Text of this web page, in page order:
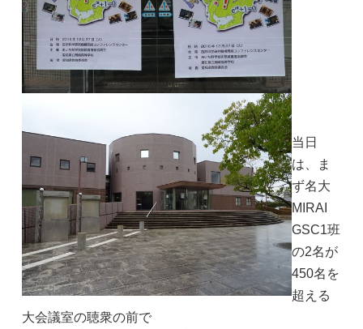
当日
は、ま
ず名大
MIRAI
GSC1班
の2名が
450名を
超える
大会議室の聴衆の前で